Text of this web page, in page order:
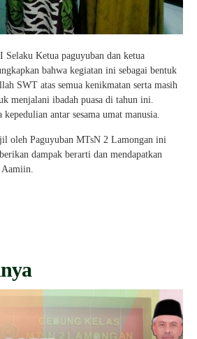
Ketua paguyuban dan ketua
bahwa kegiatan ini sebagai bentuk
SWT atas semua kenikmatan serta masih
menjalani ibadah puasa di tahun ini.
antar sesama umat manusia.
oleh Paguyuban MTsN 2 Lamongan ini
dampak berarti dan mendapatkan
Aamiin.